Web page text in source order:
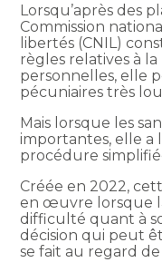
Lorsqu’après des
Commission
libertés (CNIL)
règles relatives à
personnelles, elle
pécuniaires très
Mais lorsque les
importantes, elle a
procédure
Créée en 2022,
en œuvre lorsque
difficulté quant à
décision qui peut
se fait au regard de